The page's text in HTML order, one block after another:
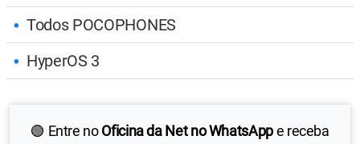
Todos POCOPHONES
HyperOS 3
🟢 Entre noOficina da Net no WhatsAppe receba